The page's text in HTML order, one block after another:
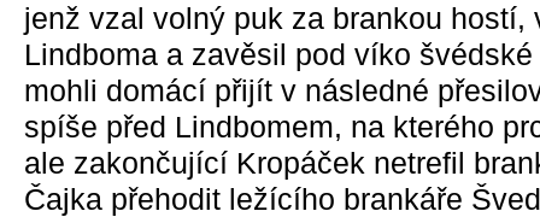
jenž vzal volný puk za brankou hostí,
Lindboma a zavěsil pod víko
mohli domácí přijít v následné
spíše před Lindbomem, na kterého
ale zakončující Kropáček netrefil
Čajka přehodit ležícího brankáře